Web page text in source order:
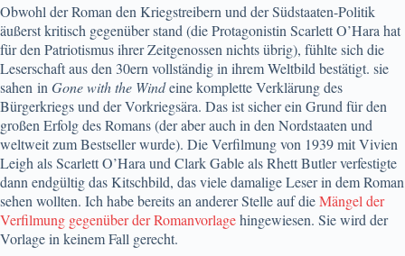
Obwohl der Roman den Kriegstreibern und der Südstaaten-Politik
äußerst kritisch gegenüber stand (die Protagonistin Scarlett O’Hara hat
für den Patriotismus ihrer Zeitgenossen nichts übrig), fühlte sich die
Leserschaft aus den 30ern vollständig in ihrem Weltbild bestätigt. sie
sahen in Gone with the Windeine komplette Verklärung des
Bürgerkriegs und der Vorkriegsära. Das ist sicher ein Grund für den
großen Erfolg des Romans (der aber auch in den Nordstaaten und
weltweit zum Bestseller wurde). Die Verfilmung von 1939 mit Vivien
Leigh als Scarlett O’Hara und Clark Gable als Rhett Butler verfestigte
dann endgültig das Kitschbild, das viele damalige Leser in dem Roman
sehen wollten. Ich habe bereits an anderer Stelle auf dieMängel der
Verfilmung gegenüber der Romanvorlagehingewiesen. Sie wird der
Vorlage in keinem Fall gerecht.